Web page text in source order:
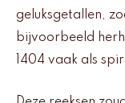
geluksgetallen,
bijvoorbeeld
1404 vaak als